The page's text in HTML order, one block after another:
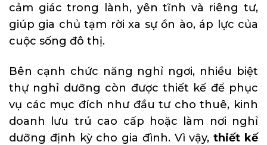
cảm giác trong lành, yên tĩnh và riêng tư,
giúp gia chủ tạm rời xa sự ồn ào, áp lực của
cuộc sống đô thị.
Bên cạnh chức năng nghỉ ngơi, nhiều biệt
thự nghỉ dưỡng còn được thiết kế để phục
vụ các mục đích như đầu tư cho thuê, kinh
doanh lưu trú cao cấp hoặc làm nơi nghỉ
dưỡng định kỳ cho gia đình. Vì vậy,thiết kế